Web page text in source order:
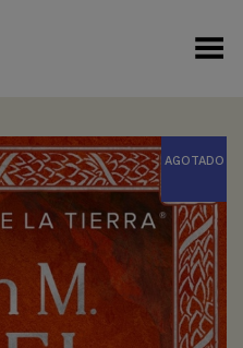
Menú Alterno
AGOTADO